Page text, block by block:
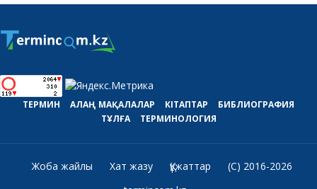
ТЕРМИН АЛАҢ МАҚАЛАЛАР КІТАПТАР
БИБЛИОГРАФИЯ
ТҰЛҒА
ТЕРМИНОЛОГИЯ
Жоба жайлы Хат жазу Құжаттар
(C) 2016-2026